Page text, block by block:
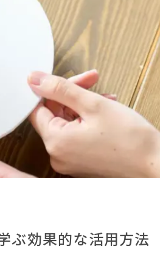
ぶ効果的な活用方法